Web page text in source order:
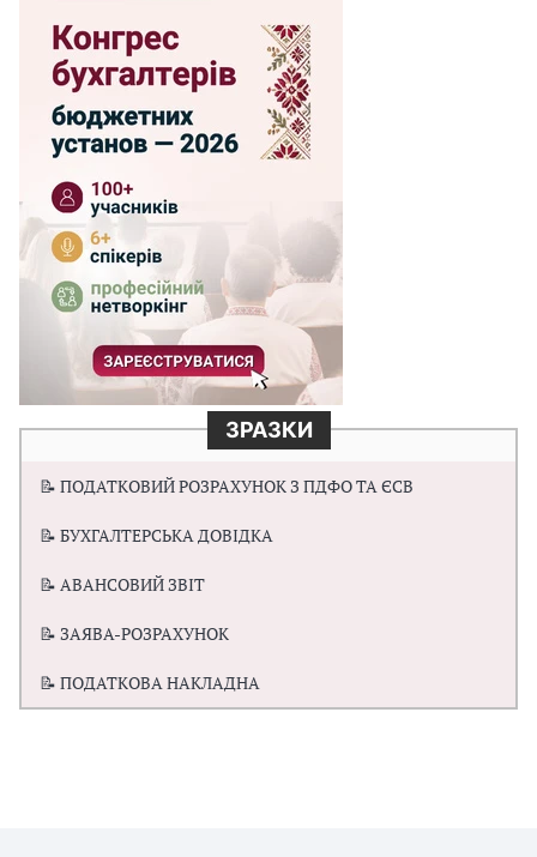
ЗРАЗКИ
📝 ПОДАТКОВИЙ РОЗРАХУНОК З ПДФО ТА ЄСВ
📝 БУХГАЛТЕРСЬКА ДОВІДКА
📝 АВАНСОВИЙ ЗВІТ
📝 ЗАЯВА-РОЗРАХУНОК
📝 ПОДАТКОВА НАКЛАДНА